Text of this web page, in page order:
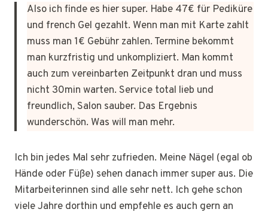
Also ich finde es hier super. Habe 47€ für Pediküre
und french Gel gezahlt. Wenn man mit Karte zahlt
muss man 1€ Gebühr zahlen. Termine bekommt
man kurzfristig und unkompliziert. Man kommt
auch zum vereinbarten Zeitpunkt dran und muss
nicht 30min warten. Service total lieb und
freundlich, Salon sauber. Das Ergebnis
wunderschön. Was will man mehr.
Ich bin jedes Mal sehr zufrieden. Meine Nägel (egal ob
Hände oder Füße) sehen danach immer super aus. Die
Mitarbeiterinnen sind alle sehr nett. Ich gehe schon
viele Jahre dorthin und empfehle es auch gern an